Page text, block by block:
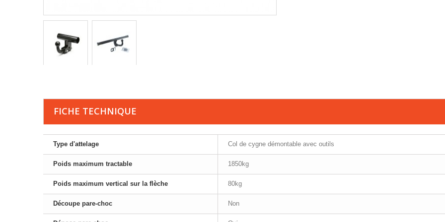
FICHE TECHNIQUE
Type d'attelage Col de cygne démontable avec outils
Poids maximum tractable 1850kg
Poids maximum vertical sur la flèche 80kg
Découpe pare-choc Non